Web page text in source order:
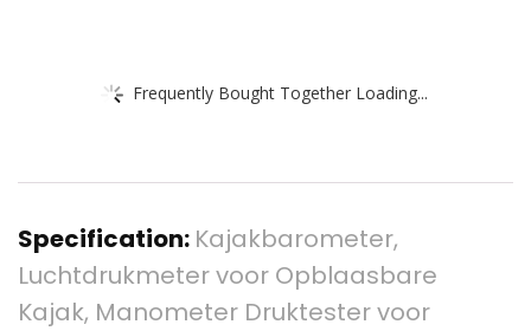
Frequently Bought Together Loading...
Specification: Kajakbarometer,
Luchtdrukmeter voor Opblaasbare
Kajak, Manometer Druktester voor